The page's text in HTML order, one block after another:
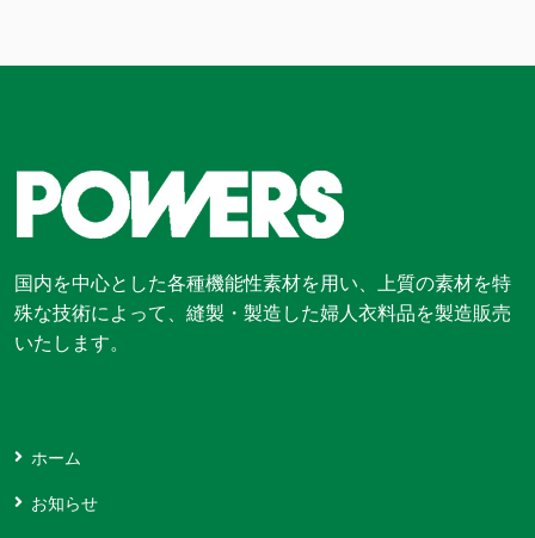
国内を中心とした各種機能性素材を用い、上質の素材を特
殊な技術によって、縫製・製造した婦人衣料品を製造販売
いたします。
ホーム
お知らせ